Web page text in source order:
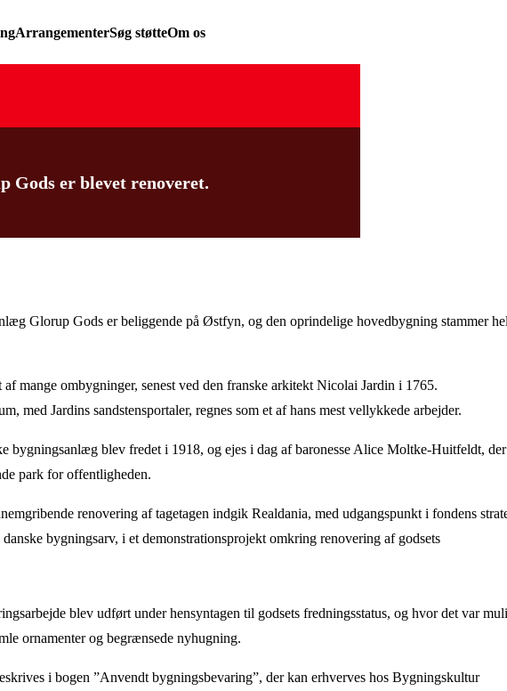
ArrangementerSøg støtteOm os
Gods er blevet renoveret.
Glorup Gods er beliggende på Østfyn, og den oprindelige hovedbygning stammer
mange ombygninger, senest ved den franske arkitekt Nicolai Jardin i 1765.
med Jardins sandstensportaler, regnes som et af hans mest vellykkede arbejder.
bygningsanlæg blev fredet i 1918, og ejes i dag af baronesse Alice Moltke-Huitfeldt,
park for offentligheden.
renovering af tagetagen indgik Realdania, med udgangspunkt i fondens
bygningsarv, i et demonstrationsprojekt omkring renovering af godsets
blev udført under hensyntagen til godsets fredningsstatus, og hvor det var
ornamenter og begrænsede nyhugning.
i bogen ”Anvendt bygningsbevaring”, der kan erhverves hos Bygningskultur